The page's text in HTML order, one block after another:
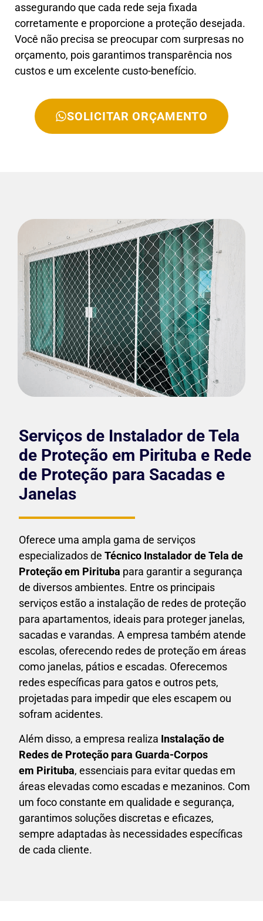
assegurando que cada rede seja fixada
corretamente e proporcione a proteção desejada.
Você não precisa se preocupar com surpresas no
orçamento, pois garantimos transparência nos
custos e um excelente custo-benefício.
SOLICITAR ORÇAMENTO
Serviços de Instalador de Tela
de Proteção em Pirituba e Rede
de Proteção para Sacadas e
Janelas
Oferece uma ampla gama de serviços
especializados de Técnico Instalador de Tela de
Proteção em Pirituba para garantir a segurança
de diversos ambientes. Entre os principais
serviços estão a instalação de redes de proteção
para apartamentos, ideais para proteger janelas,
sacadas e varandas. A empresa também atende
escolas, oferecendo redes de proteção em áreas
como janelas, pátios e escadas. Oferecemos
redes específicas para gatos e outros pets,
projetadas para impedir que eles escapem ou
sofram acidentes.
Além disso, a empresa realiza Instalação de
Redes de Proteção para Guarda-Corpos
em Pirituba, essenciais para evitar quedas em
áreas elevadas como escadas e mezaninos. Com
um foco constante em qualidade e segurança,
garantimos soluções discretas e eficazes,
sempre adaptadas às necessidades específicas
de cada cliente.